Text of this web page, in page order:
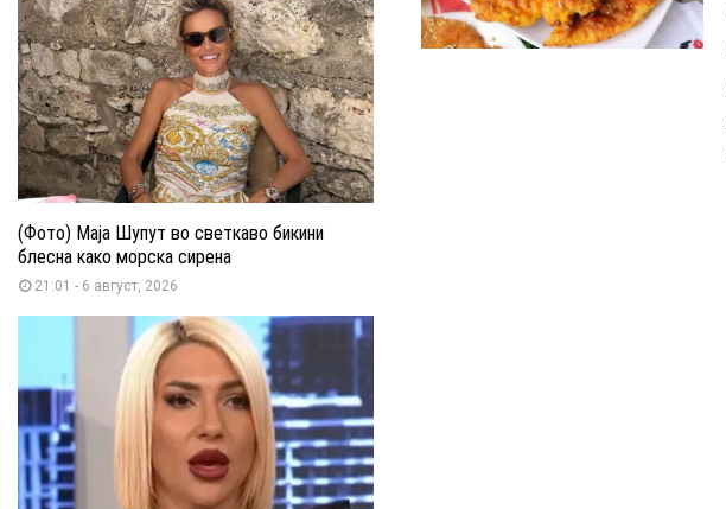
(Фото) Маја Шупут во светкаво бикини
блесна како морска сирена
21:01 - 6 август, 2026